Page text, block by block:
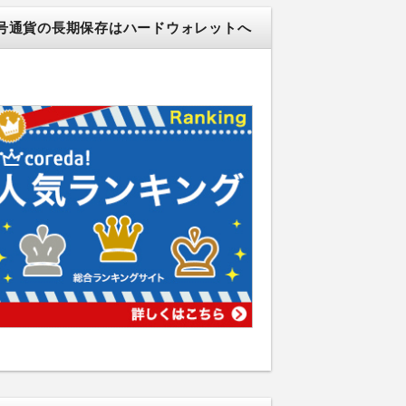
通貨の長期保存はハードウォレットへ